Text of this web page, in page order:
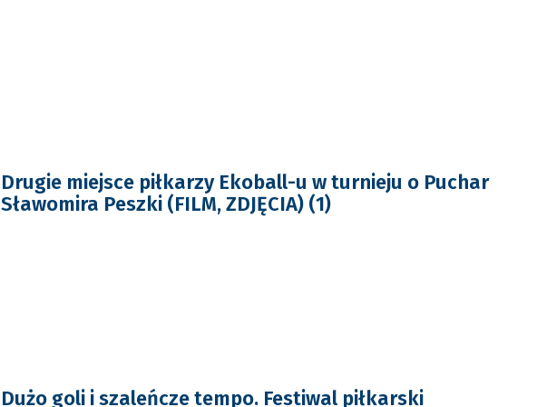
Drugie miejsce piłkarzy Ekoball-u w turnieju o Puchar
Sławomira Peszki (FILM, ZDJĘCIA) (1)
Dużo goli i szaleńcze tempo. Festiwal piłkarski